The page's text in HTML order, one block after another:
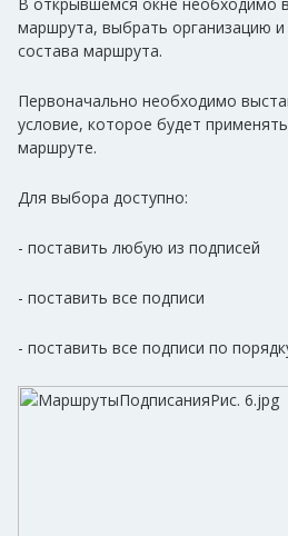
маршрута, выбрать организацию и
состава маршрута.
Первоначально необходимо
условие, которое будет
маршруте.
Для выбора доступно:
- поставить любую из подписей
- поставить все подписи
- поставить все подписи по